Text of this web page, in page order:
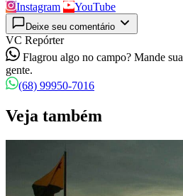
Instagram
YouTube
Deixe seu comentário
VC Repórter
Flagrou algo no campo? Mande
gente.
(68) 99950-7016
Veja também